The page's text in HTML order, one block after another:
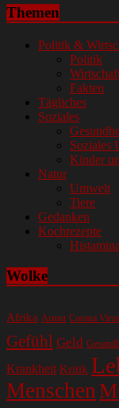
Themen
Politik &
Politik
Fakten
Tägliches
Soziales
Soziales
Kinder
Natur
Umwelt
Tiere
Gedanken
Kochrezepte
Wolke
Afrika Armut Corona Virus
Gefühl Geld
Krankheit Kritik
Menschen